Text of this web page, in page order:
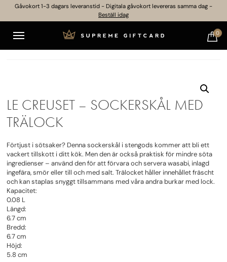
Gåvokort 1-3 dagars leveranstid - Digitala gåvokort levereras samma dag -
Beställ idag
0
LE CREUSET – SOCKERSKÅL MED
TRÄLOCK
Förtjust i sötsaker? Denna sockerskål i stengods kommer att bli ett
vackert tillskott i ditt kök. Men den är också praktisk för mindre söta
ingredienser – använd den för att förvara och servera wasabi, inlagd
ingefära, smör eller till och med salt. Trälocket håller innehållet fräscht
och kan staplas snyggt tillsammans med våra andra burkar med lock.
Kapacitet:
0.08 L
Längd:
6.7 cm
Bredd:
6.7 cm
Höjd:
5.8 cm